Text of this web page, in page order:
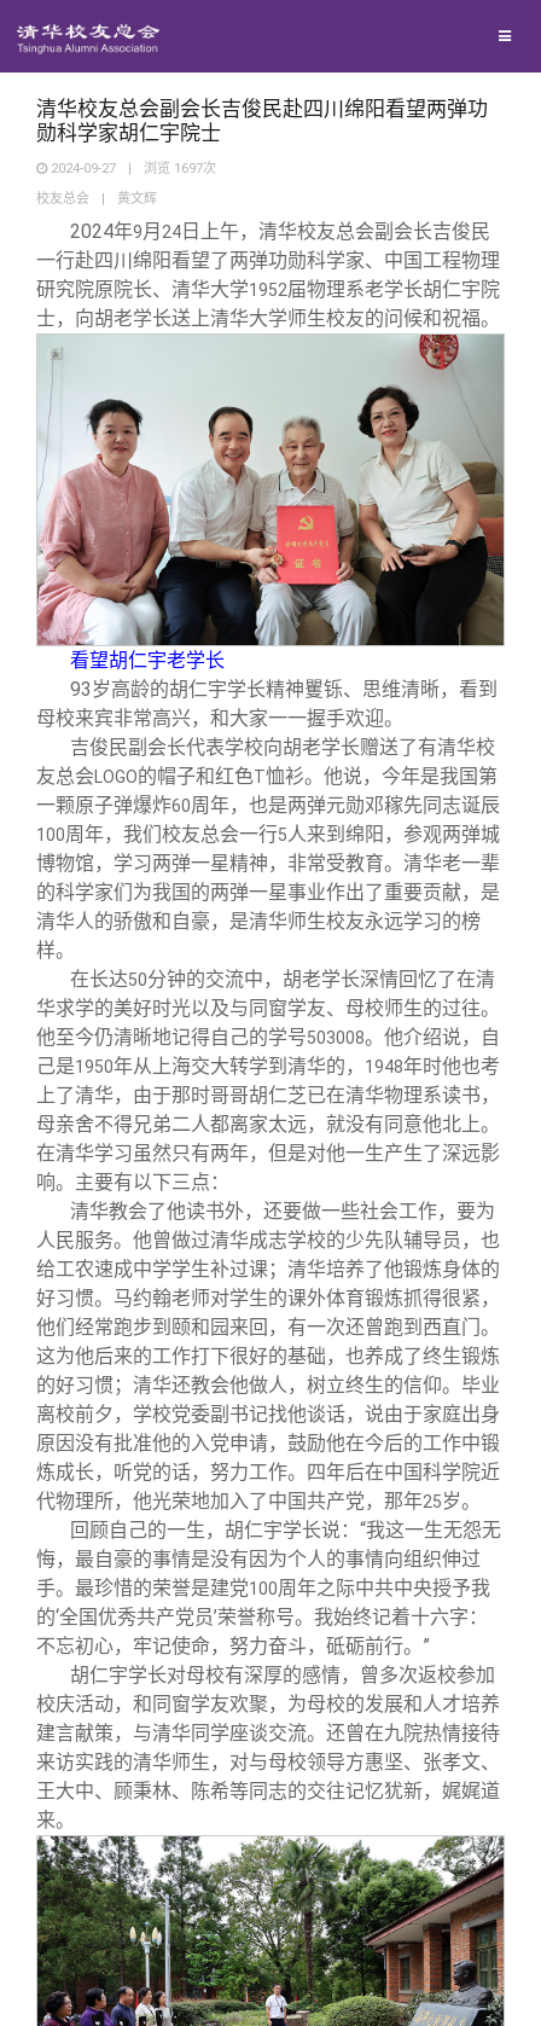
地区联络
年级联络
院系校友工作
专业委员会
西南联大校友会
回馈母校
捐赠项目
捐赠新闻
捐赠纪事
义工计划
媒体平台
《清华校友通讯》
《水木清华》
新媒体平台
百年清华
清华人物
青春风采
校友文苑
校友讲坛
校友视界
校友服务
信息化服务
三创大赛
实用信息
总会简介
会长致辞
总会章程
理事会名单
制度法规
联系我们
关闭
清华校友总会副会长吉俊民赴四川绵阳看望两弹功
勋科学家胡仁宇院士
2024-09-27 | 浏览 1697次
校友总会
| 黄文辉
2024年9月 24 日上午，清华校友总会副会长吉俊民
一行赴四川绵阳看望了两弹功勋科学家、中国工程物理
研究院原院长、清华大学1952届物理系老学长胡仁宇院
士，向胡老学长送上清华大学师生校友的问候和祝福。
看望胡仁宇老学长
93岁高龄的胡仁宇学长精神矍铄、思维清晰，看到
母校来宾非常高兴，和大家一一握手欢迎。
吉俊民副会长代表学校向胡老学长赠送了有清华校
友总会LOGO的帽子和红色T恤衫。他说，今年是我国第
一颗原子弹爆炸60周年，也是两弹元勋邓稼先同志诞辰
100周年，我们校友总会一行5人来到绵阳，参观两弹城
博物馆，学习两弹一星精神，非常受教育。清华老一辈
的科学家们为我国的两弹一星事业作出了重要贡献，是
清华人的骄傲和自豪，是清华师生校友永远学习的榜
样。
在长达50分钟的交流中，胡老学长深情回忆了在清
华求学的美好时光以及与同窗学友、母校师生的过往。
他至今仍清晰地记得自己的学号503008。他介绍说，自
己是1950年从上海交大转学到清华的， 1948年时他也考
上了清华，由于那时哥哥胡仁芝已在清华物理系读书，
母亲舍不得兄弟二人都离家太远，就没有同意他北上。
在清华学习虽然只有两年，但是对他一生产生了深远影
响。主要有以下三点：
清华教会了他读书外，还要做一些社会工作，要为
人民服务。他曾做过清华成志学校的少先队辅导员，也
给工农速成中学学生补过课；清华培养了他锻炼身体的
好习惯。马约翰老师对学生的课外体育锻炼抓得很紧，
他们经常跑步到颐和园来回，有一次还曾跑到西直门。
这为他后来的工作打下很好的基础，也养成了终生锻炼
的好习惯；清华还教会他做人，树立终生的信仰。毕业
离校前夕，学校党委副书记找他谈话，说由于家庭出身
原因没有批准他的入党申请，鼓励他在今后的工作中锻
炼成长，听党的话，努力工作。四年后在中国科学院近
代物理所，他光荣地加入了中国共产党，那年25岁。
回顾自己的一生，胡仁宇学长说：“我这一生无怨无
悔，最自豪的事情是没有因为个人的事情向组织伸过
手。最珍惜的荣誉是建党100周年之际中共中央授予我
的‘全国优秀共产党员’荣誉称号。我始终记着十六字：
不忘初心，牢记使命，努力奋斗，砥砺前行。”
胡仁宇学长对母校有深厚的感情，曾多次返校参加
校庆活动，和同窗学友欢聚，为母校的发展和人才培养
建言献策，与清华同学座谈交流。还曾在九院热情接待
来访实践的清华师生，对与母校领导方惠坚、张孝文、
王大中、顾秉林、陈希等同志的交往记忆犹新，娓娓道
来。